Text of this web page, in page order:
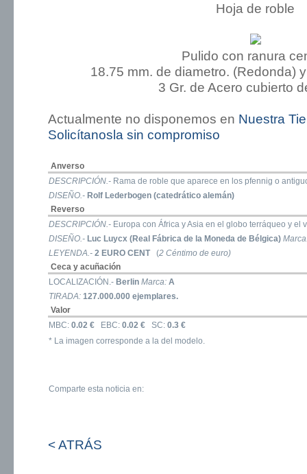
Hoja de roble
Pulido con ranura
18.75 mm. de diametro. (Redonda)
3 Gr. de Acero cubierto
Actualmente no disponemos en Nuestra
Solicítanosla sin compromiso
Anverso
DESCRIPCIÓN.- Rama de roble que aparece en los pfennig o
DISEÑO.- Rolf Lederbogen (catedrático alemán)
Reverso
DESCRIPCIÓN.- Europa con África y Asia en el globo terráqueo y el
DISEÑO.- Luc Luycx (Real Fábrica de la Moneda de Bélgica)
LEYENDA.- 2 EURO CENT(2 Céntimo de euro)
Ceca y acuñación
LOCALIZACIÓN.- Berlin Marca: A
TIRADA: 127.000.000 ejemplares.
Valor
MBC: 0.02 € EBC: 0.02 € SC: 0.3 €
* La imagen corresponde a la del modelo.
Comparte esta noticia en:
< ATRÁS